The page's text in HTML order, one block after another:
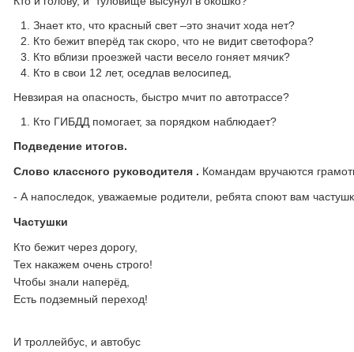
Знает кто, что красный свет –это значит хода нет?
Кто бежит вперёд так скоро, что не видит светофора?
Кто вблизи проезжей части весело гоняет мячик?
Кто в свои 12 лет, оседлав велосипед,
Невзирая на опасность, быстро мчит по автотрассе?
Кто ГИБДД помогает, за порядком наблюдает?
Подведение итогов.
Слово классного руководителя . Командам вручаются
- А напоследок, уважаемые родители, ребята споют вам
Частушки
Кто бежит через дорогу,
Тех накажем очень строго!
Чтобы знали наперёд,
Есть подземный переход!
И троллейбус, и автобус